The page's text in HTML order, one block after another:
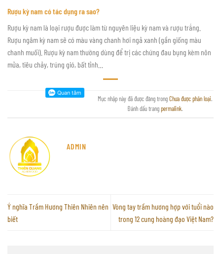
Rượu kỳ nam có tác dụng ra sao?
Rượu kỳ nam là loại rượu được làm từ nguyên liệu kỳ nam và rượu trắng.
Rượu ngâm kỳ nam sẽ có màu vàng chanh hơi ngả xanh (gần giống màu
chanh muối). Rượu kỳ nam thường dùng để trị các chứng đau bụng kèm nôn
mửa, tiêu chảy, trúng gió, bất tỉnh…
Mục nhập này đã được đăng trongChưa được phân loại.
Đánh dấu trangpermalink.
ADMIN
Ý nghĩa Trầm Hương Thiên Nhiên nên
biết
Vòng tay trầm hương hợp với tuổi nào
trong 12 cung hoàng đạo Việt Nam?